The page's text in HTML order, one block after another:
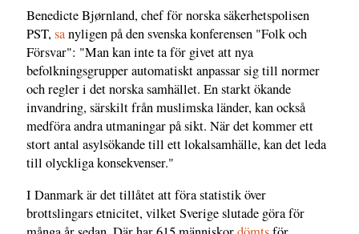
Benedicte Bjørnland, chef för norska säkerhetspolisen
PST,sanyligen på den svenska konferensen "Folk och
Försvar": "Man kan inte ta för givet att nya
befolkningsgrupper automatiskt anpassar sig till normer
och regler i det norska samhället. En starkt ökande
invandring, särskilt från muslimska länder, kan också
medföra andra utmaningar på sikt. När det kommer ett
stort antal asylsökande till ett lokalsamhälle, kan det leda
till olyckliga konsekvenser."
I Danmark är det tillåtet att föra statistik över
brottslingars etnicitet, vilket Sverige slutade göra för